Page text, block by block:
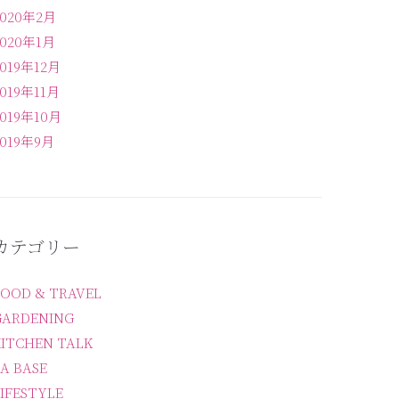
年2月
年1月
年12月
年11月
年10月
年9月
テゴリー
& TRAVEL
TALK
BASE